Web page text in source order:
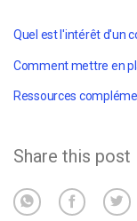
Quel est l'intérêt d'un
Ressources
Share this post